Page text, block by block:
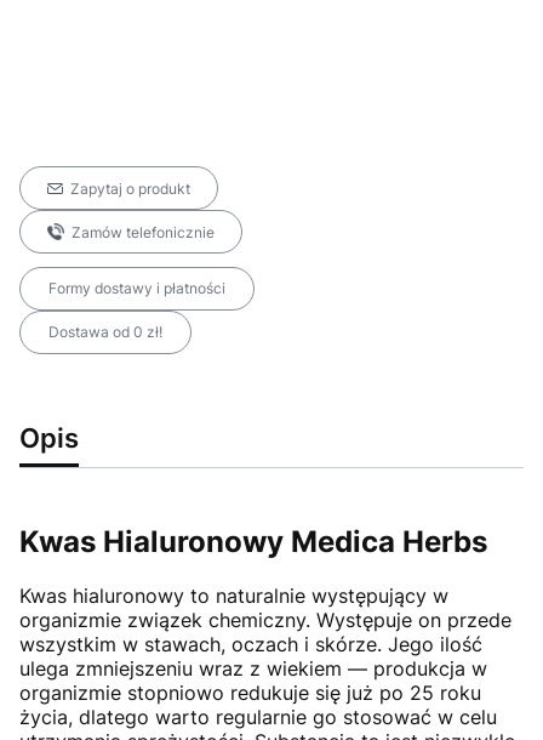
Zapytaj o produkt
Zamów telefonicznie
Formy dostawy i płatności
Dostawa od 0 zł!
Opis
Kwas Hialuronowy Medica Herbs
Kwas hialuronowy to naturalnie występujący w
organizmie związek chemiczny. Występuje on przede
wszystkim w stawach, oczach i skórze. Jego ilość
ulega zmniejszeniu wraz z wiekiem — produkcja w
organizmie stopniowo redukuje się już po 25 roku
życia, dlatego warto regularnie go stosować w celu